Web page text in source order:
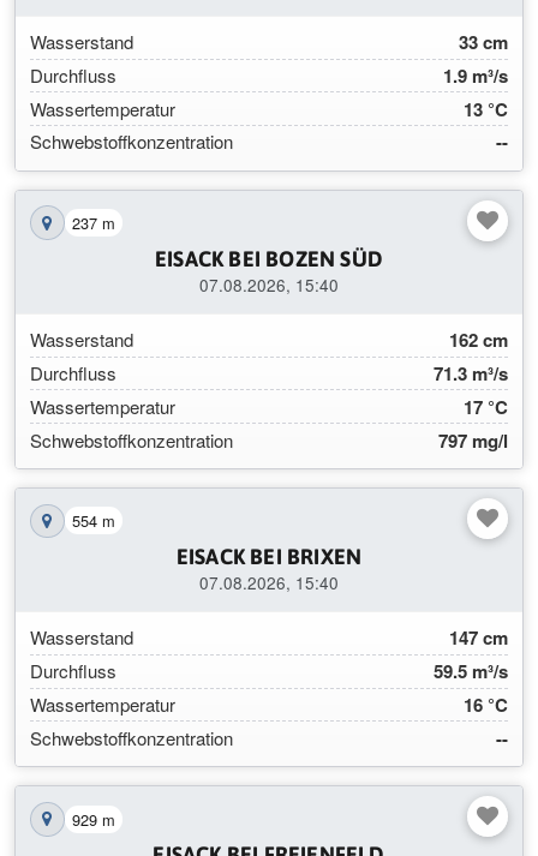
Wasserstand 33 cm
Durchfluss 1.9 m³/s
Wassertemperatur 13 °C
Schwebstoffkonzentration --
Station auf der Karte anzeigen
237 m
EISACK BEI BOZEN SÜD
07.08.2026, 15:40
Wasserstand 162 cm
Durchfluss 71.3 m³/s
Wassertemperatur 17 °C
Schwebstoffkonzentration 797 mg/l
Station auf der Karte anzeigen
554 m
EISACK BEI BRIXEN
07.08.2026, 15:40
Wasserstand 147 cm
Durchfluss 59.5 m³/s
Wassertemperatur 16 °C
Schwebstoffkonzentration --
Station auf der Karte anzeigen
929 m